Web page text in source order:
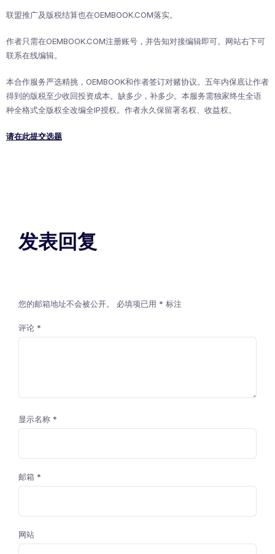
联盟推广及版税结算也在OEMBOOK.COM落实。
作者只需在OEMBOOK.COM注册账号，并告知对接编辑即可。网站右下可
联系在线编辑。
本合作服务严选精挑，OEMBOOK和作者签订对赌协议。五年内保底让作者
得到的版税至少收回投资成本。缺多少，补多少。本服务需独家终生全语
种全格式全版权全改编全IP授权。作者永久保留署名权、收益权。
请在此提交选题
发表回复
您的邮箱地址不会被公开。 必填项已用 * 标注
评论 *
显示名称 *
邮箱 *
网站